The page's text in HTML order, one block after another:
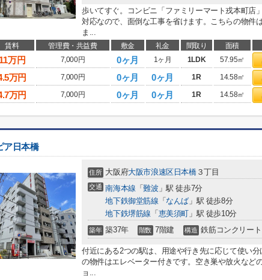
歩いてすぐ。コンビニ「ファミリーマート戎本町店
対応なので、面倒な工事を省けます。こちらの物件
ま...
賃料 管理費・共益費 敷金 礼金 間取り 面積
11万円 7,000円 0ヶ月 1ヶ月 1LDK 57.95㎡
万円 7,000円 0ヶ月 0ヶ月 1R 14.58㎡
万円 7,000円 0ヶ月 0ヶ月 1R 14.58㎡
ア日本橋
住所 大阪府大阪市浪速区日本橋３丁目
交通 南海本線 「難波 」駅 徒歩7分
地下鉄御堂筋線 「 なんば 」駅 徒歩8分
地下鉄堺筋線 「 恵美須町 」駅 徒歩10分
築年 築37年 階数 7階建 構造 鉄筋コンクリート
付近にある2つの駅は、用途や行き先に応じて使い
の物件はエレベーター付きです。空き巣や放火など
ョ...